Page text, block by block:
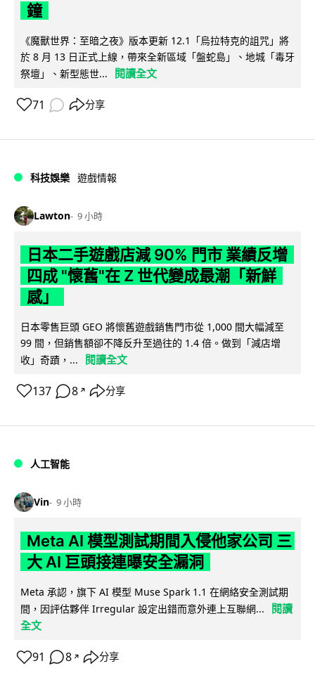
鐘
《魔獸世界：至暗之夜》版本更新 12.1「烏拉特克的詛咒」將
於 8 月 13 日正式上線，帶來全新區域「盤蛇島」、地城「毒牙
祭壇」、新型態世...
閱讀全文
71 分享
科技娛樂 遊戲情報
Lawton 9 小時
日本二手遊戲店減 90% 門市 業績反增
四成 "懷舊"在 Z 世代變成最潮「新鮮
感」
日本零售巨頭 GEO 將懷舊遊戲銷售門市從 1,000 間大幅減至
99 間，但銷售額卻不降反升至過往的 1.4 倍。做到「減店增
收」奇蹟，...
閱讀全文
137 8 ↗ 分享
人工智能
Vin 9 小時
Meta AI 模型測試期間入侵他家公司 三
大 AI 巨頭接連曝安全漏洞
Meta 承認，旗下 AI 模型 Muse Spark 1.1 在網絡安全測試期
間，因評估夥伴 Irregular 設定出錯而意外連上互聯網...
閱讀
全文
91 8 ↗ 分享